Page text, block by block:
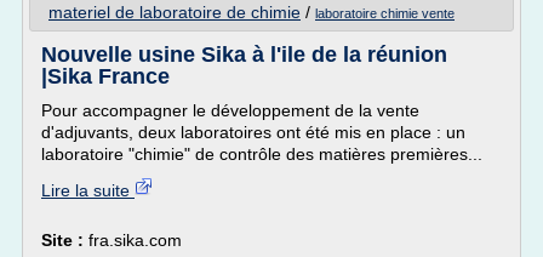
materiel de laboratoire de chimie / laboratoire chimie vente
Nouvelle usine Sika à l'ile de la réunion
|Sika France
Pour accompagner le développement de la vente
d'adjuvants, deux laboratoires ont été mis en place : un
laboratoire "chimie" de contrôle des matières premières...
Lire la suite
Site : fra.sika.com